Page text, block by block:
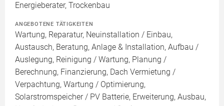
Energieberater, Trockenbau
ANGEBOTENE TÄTIGKEITEN
Wartung, Reparatur, Neuinstallation / Einbau,
Austausch, Beratung, Anlage & Installation, Aufbau /
Auslegung, Reinigung / Wartung, Planung /
Berechnung, Finanzierung, Dach Vermietung /
Verpachtung, Wartung / Optimierung,
Solarstromspeicher / PV Batterie, Erweiterung, Ausbau,